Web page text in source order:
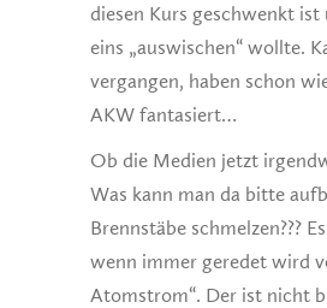
diesen Kurs geschwenkt ist
eins „auswischen“ wollte.
vergangen, haben schon
AKW fantasiert…
Ob die Medien jetzt
Was kann man da bitte
Brennstäbe schmelzen???
wenn immer geredet wird
Atomstrom“. Der ist nicht